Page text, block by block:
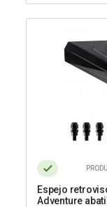
Espejo
Adventure